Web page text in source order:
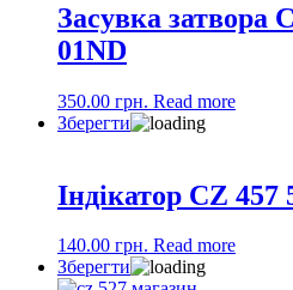
Засувка затвора
01ND
350.00 грн. Read more
Зберегти
Індікатор CZ 457
140.00 грн. Read more
Зберегти